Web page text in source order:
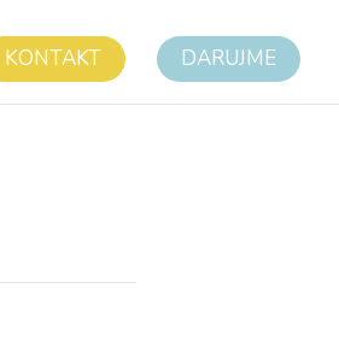
KONTAKT DARUJME